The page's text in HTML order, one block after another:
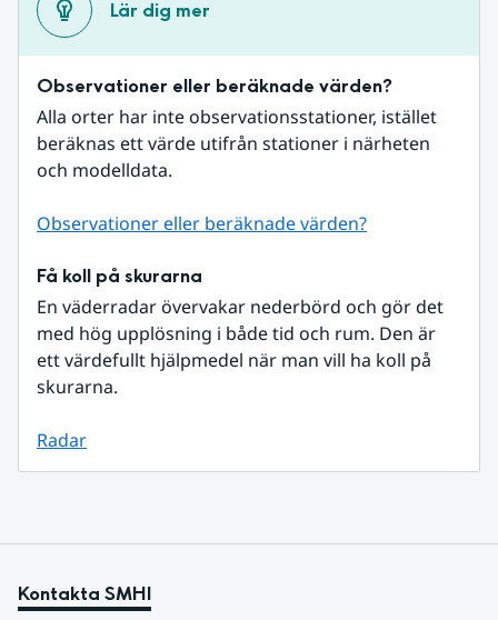
Lär dig mer
Observationer eller beräknade värden?
Alla orter har inte observationsstationer, istället
beräknas ett värde utifrån stationer i närheten
och modelldata.
Observationer eller beräknade värden?
Få koll på skurarna
En väderradar övervakar nederbörd och gör det
med hög upplösning i både tid och rum. Den är
ett värdefullt hjälpmedel när man vill ha koll på
skurarna.
Radar
Kontakta SMHI